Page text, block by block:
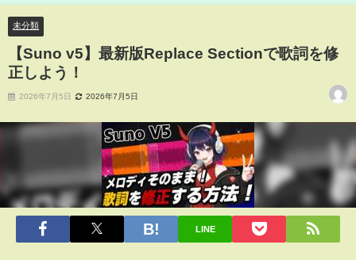
未分類
【Suno v5】最新版Replace Sectionで歌詞を修
正しよう！
2026年7月5日 2026年7月5日
LINE